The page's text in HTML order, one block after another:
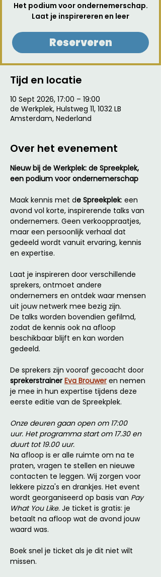
Het podium voor ondernemerschap.
Laat je inspirereren en leer
Reserveren
Tijd en locatie
10 Sept 2026, 17:00 – 19:00
de Werkplek, Hulstweg 11, 1032 LB
Amsterdam, Nederland
Over het evenement
Nieuw bij de Werkplek: de Spreekplek,
een podium voor ondernemerschap
Maak kennis met de Spreekplek: een
avond vol korte, inspirerende talks van
ondernemers. Geen verkooppraatjes,
maar een persoonlijk verhaal dat
gedeeld wordt vanuit ervaring, kennis
en expertise.
Laat je inspireren door verschillende
sprekers, ontmoet andere
ondernemers en ontdek waar mensen
uit jouw netwerk mee bezig zijn.
De talks worden bovendien gefilmd,
zodat de kennis ook na afloop
beschikbaar blijft en kan worden
gedeeld.
De sprekers zijn vooraf gecoacht door
sprekerstrainer Eva Brouwer en nemen
je mee in hun expertise tijdens deze
eerste editie van de Spreekplek.
Onze deuren gaan open om 17:00
uur. Het programma start om 17.30 en
duurt tot 19.00 uur.
Na afloop is er alle ruimte om na te
praten, vragen te stellen en nieuwe
contacten te leggen. Wij zorgen voor
lekkere pizza's en drankjes. Het event
wordt georganiseerd op basis van Pay
What You Like. Je ticket is gratis: je
betaalt na afloop wat de avond jouw
waard was.
Boek snel je ticket als je dit niet wilt
missen.